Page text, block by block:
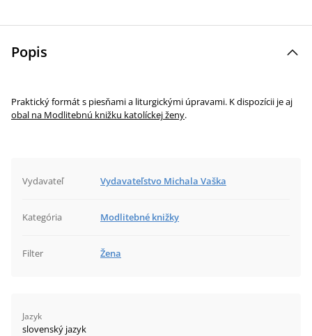
Popis
Praktický formát s piesňami a liturgickými úpravami. K dispozícii je aj
obal na Modlitebnú knižku katolíckej ženy.
Vydavateľ Vydavateľstvo Michala Vaška
Kategória Modlitebné knižky
Filter Žena
Jazyk
slovenský jazyk